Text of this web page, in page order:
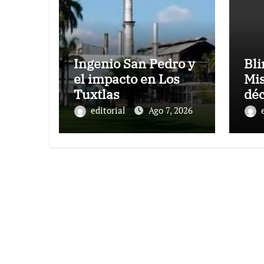
Ingenio San Pedro y
el impacto en Los
Tuxtlas
editorial Ago 7, 2026